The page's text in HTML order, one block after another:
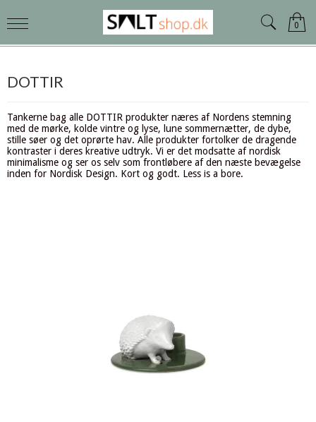
0
DOTTIR
Tankerne bag alle DOTTIR produkter næres af Nordens stemning
med de mørke, kolde vintre og lyse, lune sommernætter, de dybe,
stille søer og det oprørte hav. Alle produkter fortolker de dragende
kontraster i deres kreative udtryk. Vi er det modsatte af nordisk
minimalisme og ser os selv som frontløbere af den næste bevægelse
inden for Nordisk Design. Kort og godt. Less is a bore.